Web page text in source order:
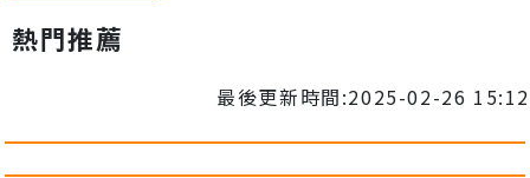
熱門推薦
最後更新時間:2025-02-26 15:12